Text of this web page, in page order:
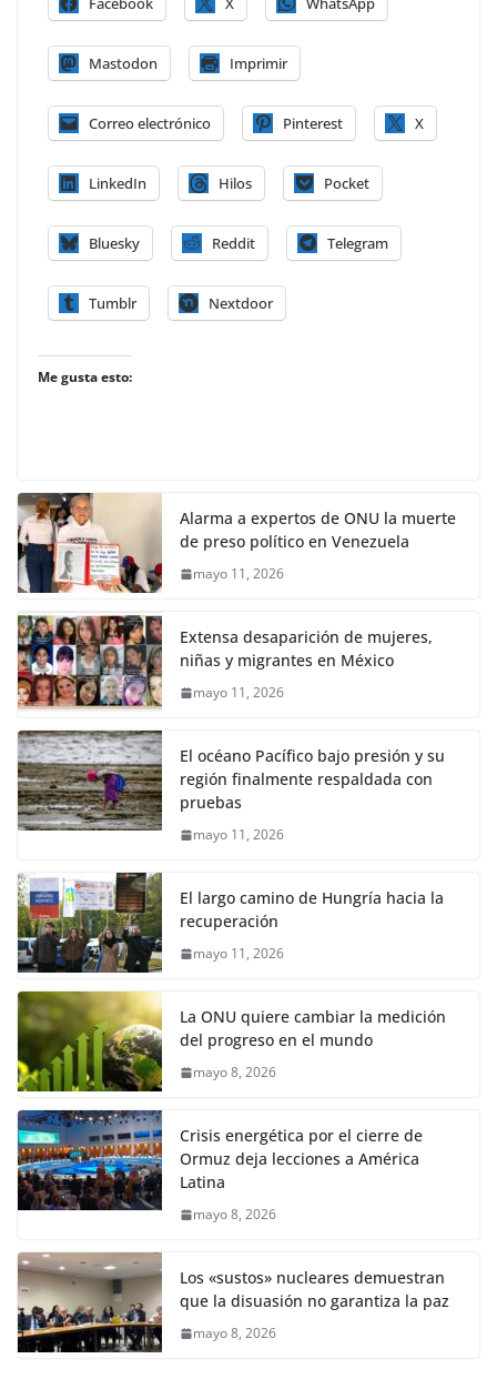
Mastodon Imprimir
Correo electrónico Pinterest X
LinkedIn Hilos Pocket
Bluesky Reddit Telegram
Tumblr Nextdoor
Me gusta esto:
Alarma a expertos de ONU la muerte
de preso político en Venezuela
mayo 11, 2026
Extensa desaparición de mujeres,
niñas y migrantes en México
mayo 11, 2026
El océano Pacífico bajo presión y su
región finalmente respaldada con
pruebas
mayo 11, 2026
El largo camino de Hungría hacia la
recuperación
mayo 11, 2026
La ONU quiere cambiar la medición
del progreso en el mundo
mayo 8, 2026
Crisis energética por el cierre de
Ormuz deja lecciones a América
Latina
mayo 8, 2026
Los «sustos» nucleares demuestran
que la disuasión no garantiza la paz
mayo 8, 2026